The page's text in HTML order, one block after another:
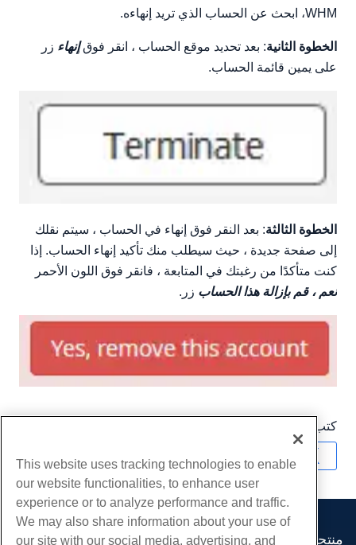
WHM، ابحث عن الحساب الذي تريد إنهاءه.
الخطوة الثانية: بعد تحديد موقع الحساب ، انقر فوقإنهاء زر
على يمين قائمة الحساب.
الخطوة الثالثة: بعد النقر فوق إنهاء في الحساب ، سيتم نقلك
إلى صفحة جديدة ، حيث سيطلب منك تأكيد إنهاء الحساب. إذا
كنت متأكدًا من رغبتك في المتابعة ، فانقر فوق اللون الأحمر
نعم ، قم بإزالة هذا الحساب زر.
كتب بواسطة
منتجات
This website uses tracking technologies to enable
our website functionalities, to enhance user
experience or to analyze performance and traffic.
We may also share information about your use of
our site with our social media, advertising, and